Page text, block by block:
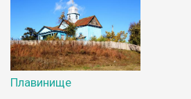
Плавинище